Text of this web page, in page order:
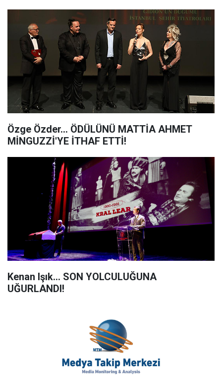
Özge Özder... ÖDÜLÜNÜ MATTİA AHMET
MİNGUZZİ'YE İTHAF ETTİ!
Kenan Işık… SON YOLCULUĞUNA
UĞURLANDI!